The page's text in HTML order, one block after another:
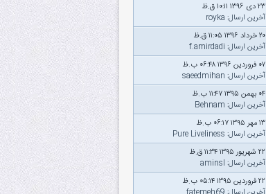
۲۳ دى ۱۳۹۶ ۱۰:۱۱ ق.ظ
آخرین ارسال:
royka
۲۰ خرداد ۱۳۹۶ ۱۱:۰۵ ق.ظ
آخرین ارسال:
f.amirdadi
۰۷ فروردین ۱۳۹۶ ۰۶:۴۸ ب.ظ
آخرین ارسال:
saeedmihan
۰۴ بهمن ۱۳۹۵ ۱۱:۴۷ ب.ظ
آخرین ارسال:
Behnam‌
۱۳ مهر ۱۳۹۵ ۰۶:۱۷ ب.ظ
آخرین ارسال:
Pure Liveliness
۲۲ شهریور ۱۳۹۵ ۱۱:۳۴ ق.ظ
آخرین ارسال:
aminsl
۲۲ فروردین ۱۳۹۵ ۰۵:۱۴ ب.ظ